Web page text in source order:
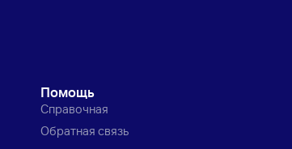
Помощь
Справочная
Обратная связь